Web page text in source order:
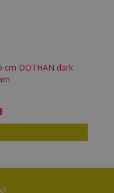
cm DOTHAN dark